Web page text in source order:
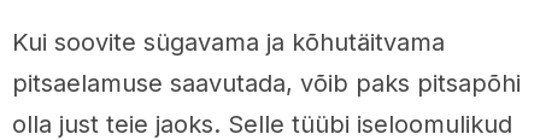
Kui soovite sügavama ja kõhutäitvama
pitsaelamuse saavutada, võib paks pitsapõhi
olla just teie jaoks. Selle tüübi iseloomulikud